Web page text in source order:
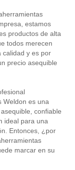
estamos
productos de alta
todos merecen
calidad y es por
precio asequible
Weldon es una
confiable
ideal para una
Entonces, ¿por
marcar en su